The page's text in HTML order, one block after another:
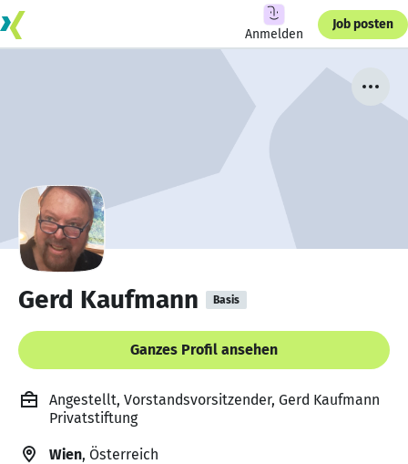
Anmelden
Job posten
Gerd Kaufmann Basis
Ganzes Profil ansehen
Angestellt, Vorstandsvorsitzender, Gerd Kaufmann
Privatstiftung
Wien, Österreich